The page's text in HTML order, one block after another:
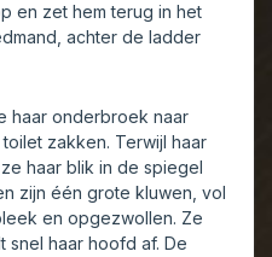
en zet hem terug in het
achter de ladder
haar onderbroek naar
zakken. Terwijl haar
haar blik in de spiegel
zijn één grote kluwen, vol
en opgezwollen. Ze
snel haar hoofd af. De